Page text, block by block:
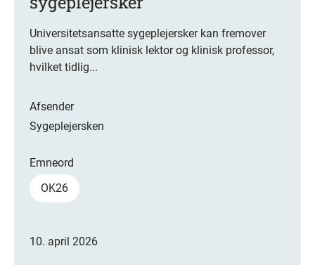
Universitetsansatte sygeplejersker kan fremover
blive ansat som klinisk lektor og klinisk professor,
hvilket tidlig...
Afsender
Sygeplejersken
Emneord
OK26
10. april 2026